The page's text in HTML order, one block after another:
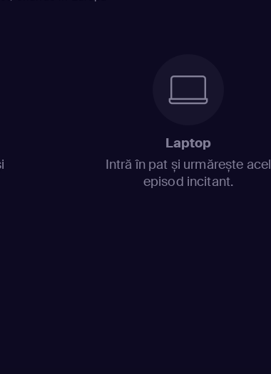
Laptop
Intră în pat și urmărește acel
episod incitant.